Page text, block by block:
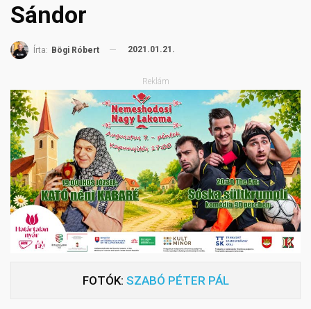
Sándor
Írta: Bögi Róbert 2021.01.21.
Reklám
FOTÓK: SZABÓ PÉTER PÁL